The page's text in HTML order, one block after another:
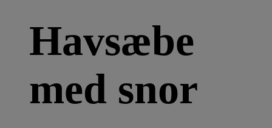
Havsæbe
med snor